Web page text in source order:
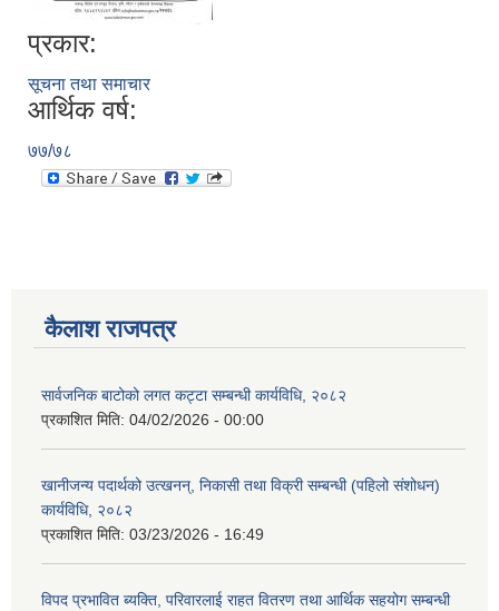
प्रकार:
सूचना तथा समाचार
आर्थिक वर्ष:
७७/७८
कैलाश राजपत्र
सार्वजनिक बाटोको लगत कट्टा सम्बन्धी कार्यविधि, २०८२
प्रकाशित मिति: 04/02/2026 - 00:00
खानीजन्य पदार्थको उत्खनन्, निकासी तथा विक्री सम्बन्धी (पहिलो संशोधन)
कार्यविधि, २०८२
प्रकाशित मिति: 03/23/2026 - 16:49
विपद प्रभावित ब्यक्ति, परिवारलाई राहत वितरण तथा आर्थिक सहयोग सम्बन्धी